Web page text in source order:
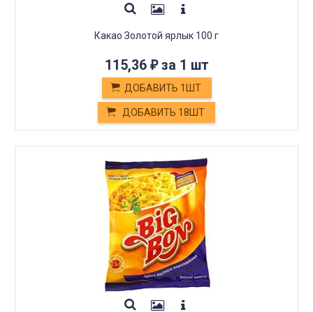
Какао Золотой ярлык 100 г
115,36 ₽за 1 шт
ДОБАВИТЬ 1ШТ
ДОБАВИТЬ 18ШТ